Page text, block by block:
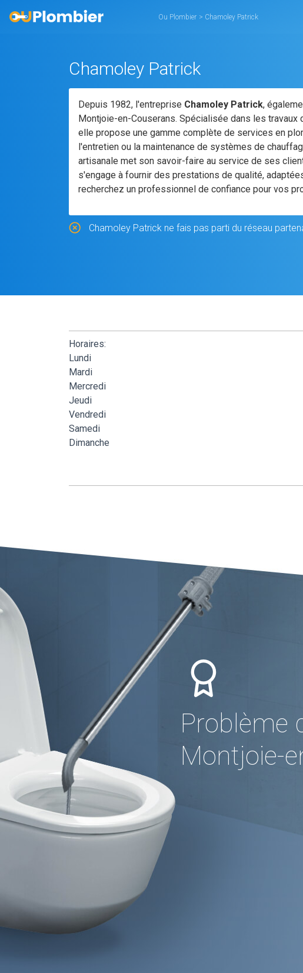
Ou Plombier > Chamoley Patrick
Chamoley Patrick
Depuis 1982, l'entreprise Chamoley Patrick,
Montjoie-en-Couserans. Spécialisée dans les
elle propose une gamme complète de services en
l'entretien ou la maintenance de systèmes de
artisanale met son savoir-faire au service de ses
s'engage à fournir des prestations de qualité,
recherchez un professionnel de confiance pour vos
Chamoley Patrick ne fais pas parti du réseau
Horaires:
Lundi
Mardi
Mercredi
Jeudi
Vendredi
Samedi
Dimanche
Problème
Montjoie-